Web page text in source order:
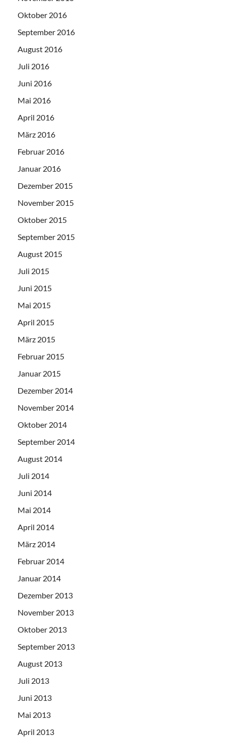
Oktober 2016
September 2016
August 2016
Juli 2016
Juni 2016
Mai 2016
April 2016
März 2016
Februar 2016
Januar 2016
Dezember 2015
November 2015
Oktober 2015
September 2015
August 2015
Juli 2015
Juni 2015
Mai 2015
April 2015
März 2015
Februar 2015
Januar 2015
Dezember 2014
November 2014
Oktober 2014
September 2014
August 2014
Juli 2014
Juni 2014
Mai 2014
April 2014
März 2014
Februar 2014
Januar 2014
Dezember 2013
November 2013
Oktober 2013
September 2013
August 2013
Juli 2013
Juni 2013
Mai 2013
April 2013